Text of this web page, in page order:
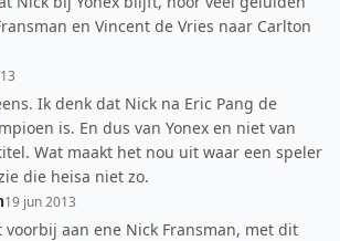
en Vincent de Vries naar Carlton
Ik denk dat Nick na Eric Pang de
is. En dus van Yonex en niet van
Wat maakt het nou uit waar een speler
die heisa niet zo.
19 jun 2013
voorbij aan ene Nick Fransman, met dit